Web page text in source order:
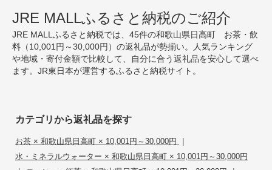
JRE MALLふるさと納税のご紹介
JRE MALLふるさと納税では、45件の和歌山県日高町 お茶・飲
料（10,001円～30,000円）の返礼品が勢揃い。人気ランキング
や地域・寄付金額で比較して、自分に合う返礼品を安心して選べ
ます。JR東日本が運営するふるさと納税サイト。
カテゴリから返礼品を探す
お茶 × 和歌山県日高町 × 10,001円～30,000円 |
水・ミネラルウォーター × 和歌山県日高町 × 10,001円～30,000円